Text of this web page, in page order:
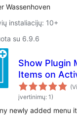
Wassenhoven
instaliacijų: 10+
su 6.9.6
Show Plugin
Items on
įvertinimų: 1)
newly added menu